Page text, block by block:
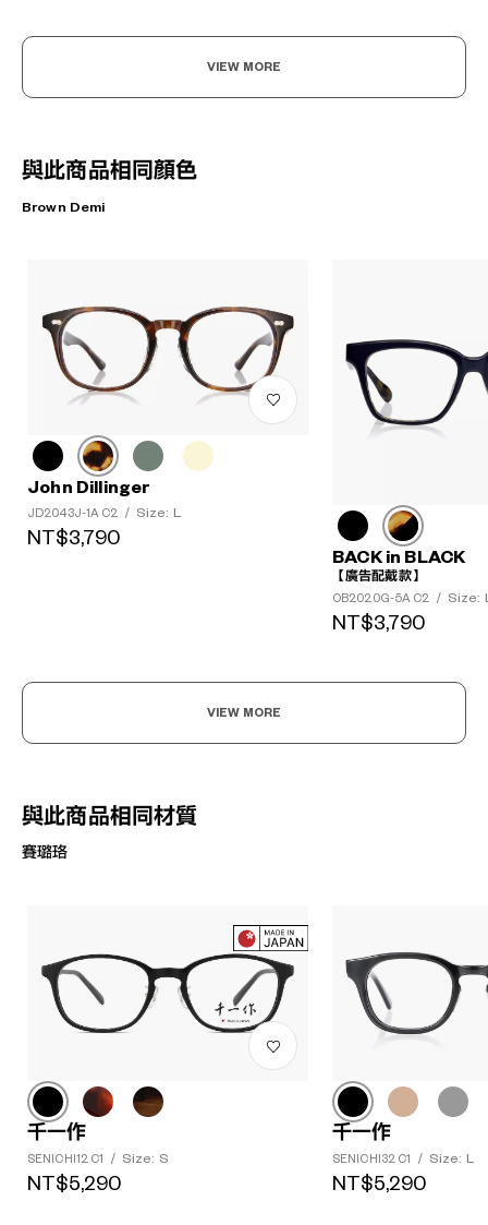
VIEW MORE
與此商品相同顏色
Brown Demi
John Dillinger
JD2043J-1A C2 / Size: L
NT$3,790
BACK in BLACK
【廣告配戴款】
OB2020G-5A C2
/ Size:
NT$3,790
VIEW MORE
與此商品相同材質
賽璐珞
千一作
SENICHI12 C1 / Size: S
NT$5,290
千一作
SENICHI32 C1 / Size: L
NT$5,290